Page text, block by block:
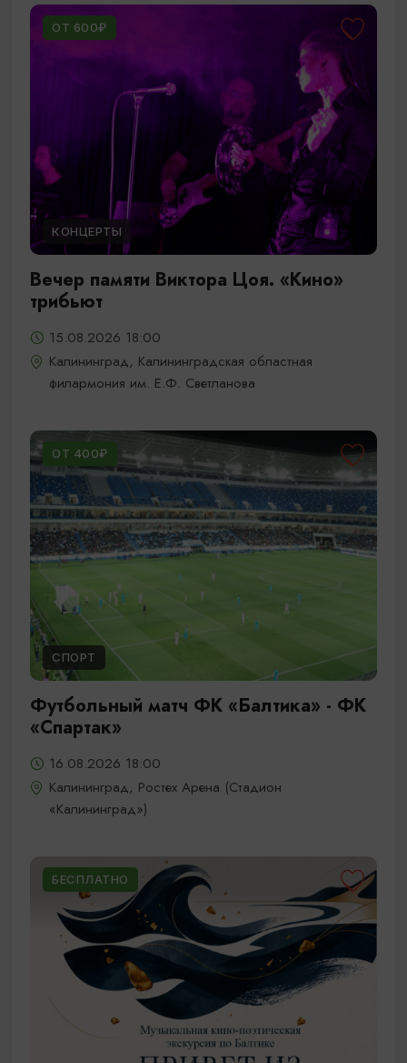
ОТ 600₽
КОНЦЕРТЫ
Вечер памяти Виктора Цоя. «Кино»
трибьют
15.08.2026 18:00
Калининград, Калининградская областная
филармония им. Е.Ф. Светланова
ОТ 400₽
СПОРТ
Футбольный матч ФК «Балтика» - ФК
«Спартак»
16.08.2026 18:00
Калининград, Ростех Арена (Стадион
«Калининград»)
БЕСПЛАТНО